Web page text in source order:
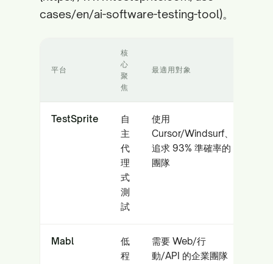
cases/en/ai-software-testing-tool)。
平台
核
心
聚
焦
最適用對象
TestSprite
自
主
代
理
式
測
試
使用
Cursor/Windsurf、
追求 93% 準確率的
團隊
Mabl
低
程
需要 Web/行
動/API 的企業團隊